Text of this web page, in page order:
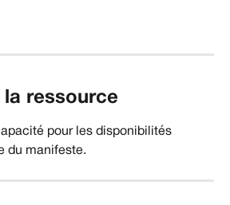
ressource
pour les disponibilités
du manifeste.